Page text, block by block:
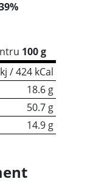
100 g
/ 424 kCal
18.6 g
50.7 g
14.9 g